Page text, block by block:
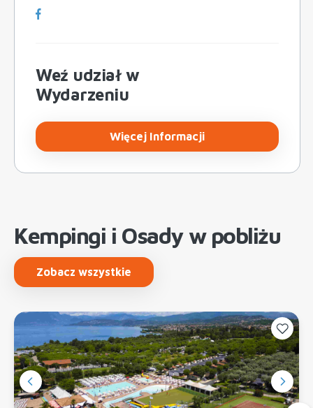
Weź udział w
Wydarzeniu
Więcej Informacji
Kempingi i Osady w pobliżu
Zobacz wszystkie